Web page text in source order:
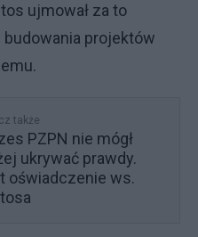
ujmował za to
projektów
także
PZPN nie mógł
ukrywać prawdy.
oświadczenie ws.